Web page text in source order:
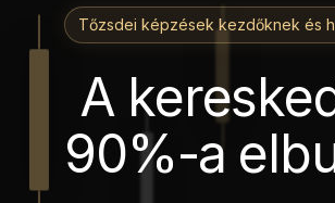
Tőzsdei képzések kezdőknek és
A
90%-a